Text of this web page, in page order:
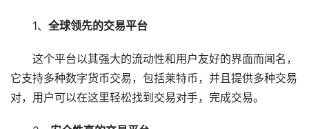
1、 全球领先的交易平台
这个平台以其强大的流动性和用户友好的界面而闻名，
它支持多种数字货币交易，包括莱特币，并且提供多种交易
对，用户可以在这里轻松找到交易对手，完成交易。